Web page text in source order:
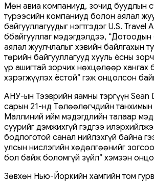
Мөн авиа компаниуд, зочид буудлын
түрээсийн компаниуд болон аялал
байгууллагуудыг нэгтгэдэг U.S. Travel
ббайгууллаг мэдэгдэлдээ,
аялал жуулчлалыг хэвийн байлгахын
төрийн байгууллагууд хууль ёсны
үр ашигтай зорчих нөхцөлөөр хангах
хэрэгжүүлэх ёстой” гэж онцолсон
АНУ-ын Тээврийн яамны тэргүүн Sean
сарын 21-нд Төлөөлөгчдийн
Маллиний ийм мэдэгдлийн талаар
суурийг дэмжихгүй гэдгээ
бодлоготой санал нийлэхгүй байна
улсын нислэгийн хөдөлгөөнийг
бол байж боломгүй зүйл” хэмээн
Зөвхөн Нью-Йоркийн хамгийн том